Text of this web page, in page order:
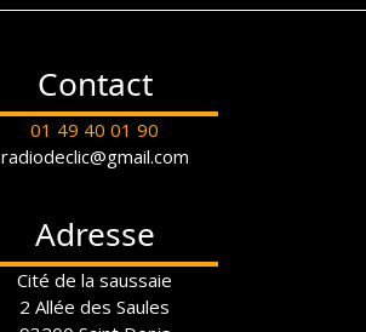
Contact
01 49 40 01 90
radiodeclic@gmail.com
Adresse
Cité de la saussaie
2 Allée des Saules